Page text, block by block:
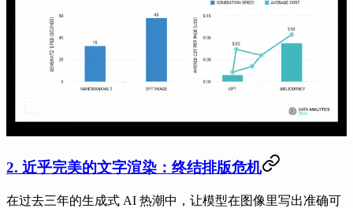
2. 近乎完美的文字渲染：终结排版危机
在过去三年的生成式 AI 热潮中，让模型在图像里写出准确可